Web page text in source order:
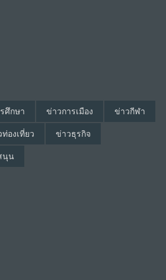
ศึกษา ข่าวการเมือง ข่าวกีฬา
องเที่ยว ข่าวธุรกิจ
นุน